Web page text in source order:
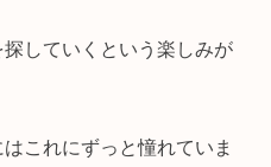
していくという楽しみが
これにずっと憧れていま